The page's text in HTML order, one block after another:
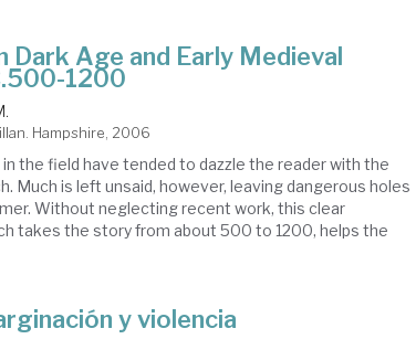
Dark Age and Early Medieval
1200
Hampshire, 2006
the field have tended to dazzle the reader with the
Much is left unsaid, however, leaving dangerous holes
Without neglecting recent work, this clear
takes the story from about 500 to 1200, helps the
y violencia